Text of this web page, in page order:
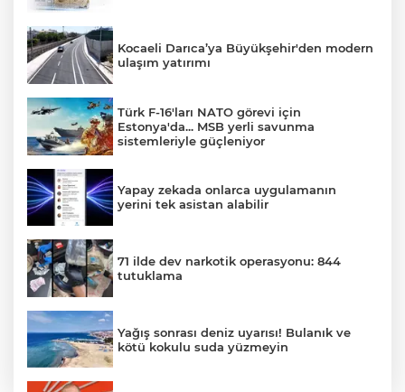
Kocaeli Darıca’ya Büyükşehir'den modern
ulaşım yatırımı
Türk F-16'ları NATO görevi için
Estonya'da... MSB yerli savunma
sistemleriyle güçleniyor
Yapay zekada onlarca uygulamanın
yerini tek asistan alabilir
71 ilde dev narkotik operasyonu: 844
tutuklama
Yağış sonrası deniz uyarısı! Bulanık ve
kötü kokulu suda yüzmeyin